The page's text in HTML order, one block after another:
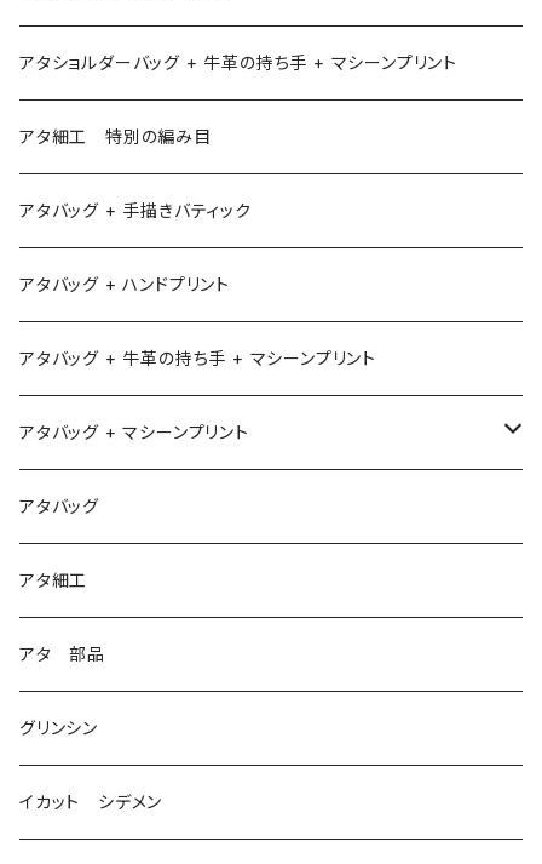
アタショルダーバッグ + 牛革の持ち手 + マシーンプリント
アタ細工 特別の編み目
アタバッグ + 手描きバティック
アタバッグ + ハンドプリント
アタバッグ + 牛革の持ち手 + マシーンプリント
アタバッグ + マシーンプリント
1
2
3
アタバッグ
アタ細工
アタ 部品
グリンシン
イカット シデメン